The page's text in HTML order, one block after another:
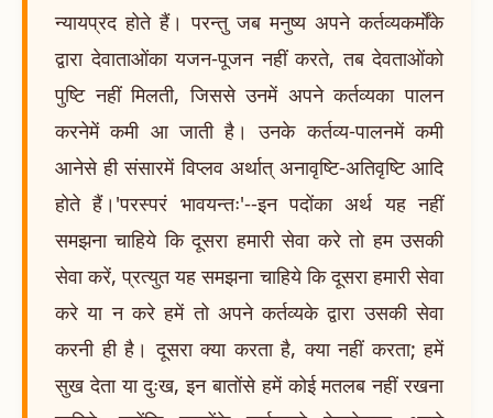
न्यायप्रद होते हैं। परन्तु जब मनुष्य अपने कर्तव्यकर्मोंके
द्वारा देवाताओंका यजन-पूजन नहीं करते, तब देवताओंको
पुष्टि नहीं मिलती, जिससे उनमें अपने कर्तव्यका पालन
करनेमें कमी आ जाती है। उनके कर्तव्य-पालनमें कमी
आनेसे ही संसारमें विप्लव अर्थात् अनावृष्टि-अतिवृष्टि आदि
होते हैं।'परस्परं भावयन्तः'--इन पदोंका अर्थ यह नहीं
समझना चाहिये कि दूसरा हमारी सेवा करे तो हम उसकी
सेवा करें, प्रत्युत यह समझना चाहिये कि दूसरा हमारी सेवा
करे या न करे हमें तो अपने कर्तव्यके द्वारा उसकी सेवा
करनी ही है। दूसरा क्या करता है, क्या नहीं करता; हमें
सुख देता या दुःख, इन बातोंसे हमें कोई मतलब नहीं रखना